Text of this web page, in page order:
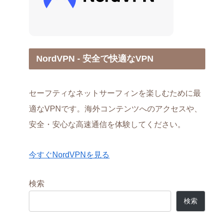
NordVPN - 安全で快適なVPN
セーフティなネットサーフィンを楽しむために最
適なVPNです。海外コンテンツへのアクセスや、
安全・安心な高速通信を体験してください。
今すぐNordVPNを見る
検索
検索